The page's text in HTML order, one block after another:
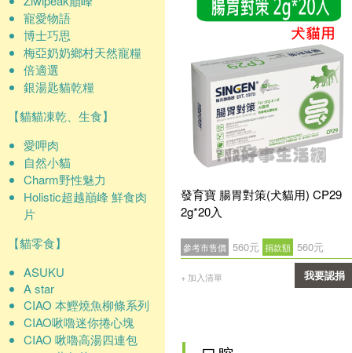
寵愛物語
博士巧思
梅亞奶奶鄉村天然寵糧
倍適選
銀湯匙貓乾糧
【貓貓凍乾、生食】
愛呷肉
自然小貓
Charm野性魅力
Holistic超越巔峰 鮮食肉
片
【貓零食】
ASUKU
A star
CIAO 本鰹燒魚柳條系列
CIAO啾嚕迷你捲心塊
CIAO 啾嚕高湯四連包
發育寶 腸胃對策(犬貓用) CP29
2g*20入
參考市售價 560元 捐款額 560元
+ 加入清單 我要認捐